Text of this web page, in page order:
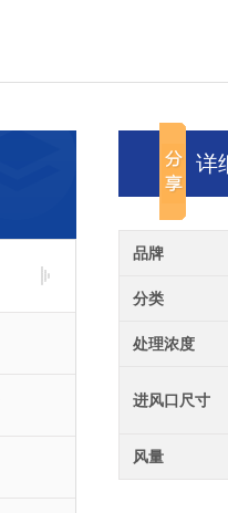
详
品牌
分类
处理浓度
进风口尺寸
风量